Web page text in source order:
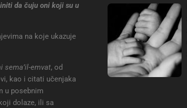
da čuju oni koji su u
na koje ukazuje
sema’il-emvat, od
kao i citati učenjaka
u posebnim
dolaze, ili sa